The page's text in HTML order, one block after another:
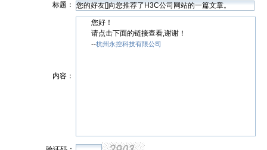
标题：
内容：
您好！
请点击下面的链接查看,谢谢！
--杭州永控科技有限公司